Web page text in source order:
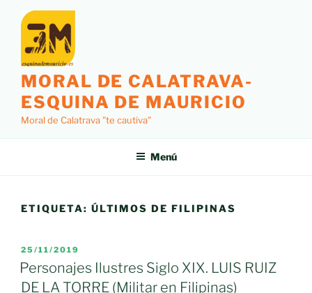
contenido
MORAL DE CALATRAVA-
ESQUINA DE MAURICIO
Moral de Calatrava "te cautiva"
Menú
ETIQUETA: ÚLTIMOS DE FILIPINAS
PUBLICADO
EL
25/11/2019
Personajes Ilustres Siglo XIX. LUIS RUIZ
DE LA TORRE (Militar en Filipinas)